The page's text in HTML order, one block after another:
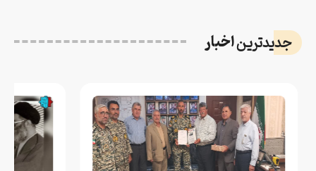
جدیدتریناخبار